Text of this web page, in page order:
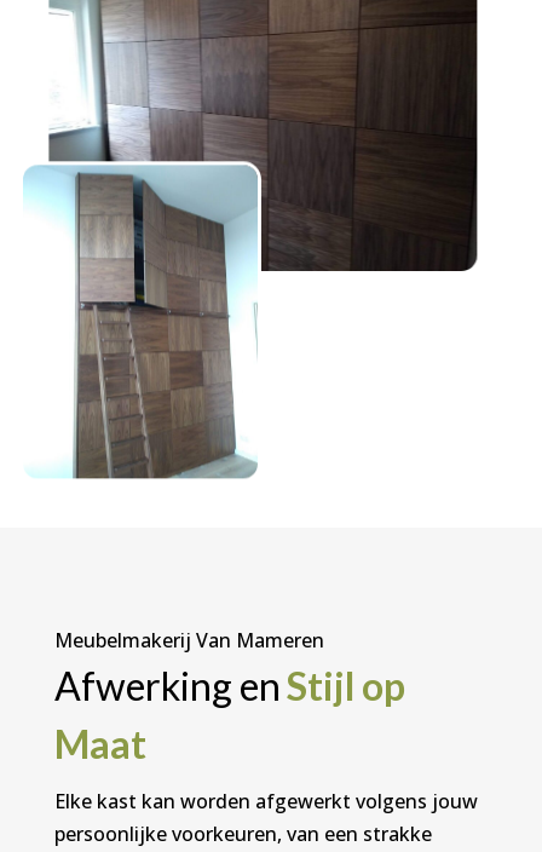
Meubelmakerij Van Mameren
Afwerking enStijl op
Maat
Elke kast kan worden afgewerkt volgens jouw
persoonlijke voorkeuren, van een strakke